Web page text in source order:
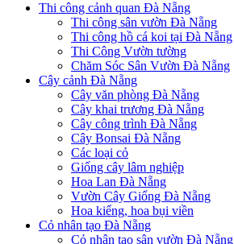
Thi công cảnh quan Đà Nẵng
Thi công sân vườn Đà Nẵng
Thi công hồ cá koi tại Đà Nẵng
Thi Công Vườn tường
Chăm Sóc Sân Vườn Đà Nẵng
Cây cảnh Đà Nẵng
Cây văn phòng Đà Nẵng
Cây khai trương Đà Nẵng
Cây công trình Đà Nẵng
Cây Bonsai Đà Nẵng
Các loại cỏ
Giống cây lâm nghiệp
Hoa Lan Đà Nẵng
Vườn Cây Giống Đà Nẵng
Hoa kiểng, hoa bụi viền
Cỏ nhân tạo Đà Nẵng
Cỏ nhân tạo sân vườn Đà Nẵng